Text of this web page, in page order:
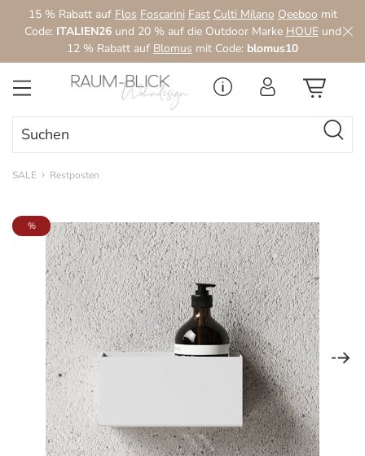
Zum Hauptinhalt springen
15 % Rabatt auf Flos Foscarini Fast Culti Milano Qeeboo mit
Code: ITALIEN26und 20 % auf die Outdoor Marke HOUEund
12 % Rabatt auf Blomus mit Code: blomus10
SALE Restposten
Bildergalerie überspringen
%